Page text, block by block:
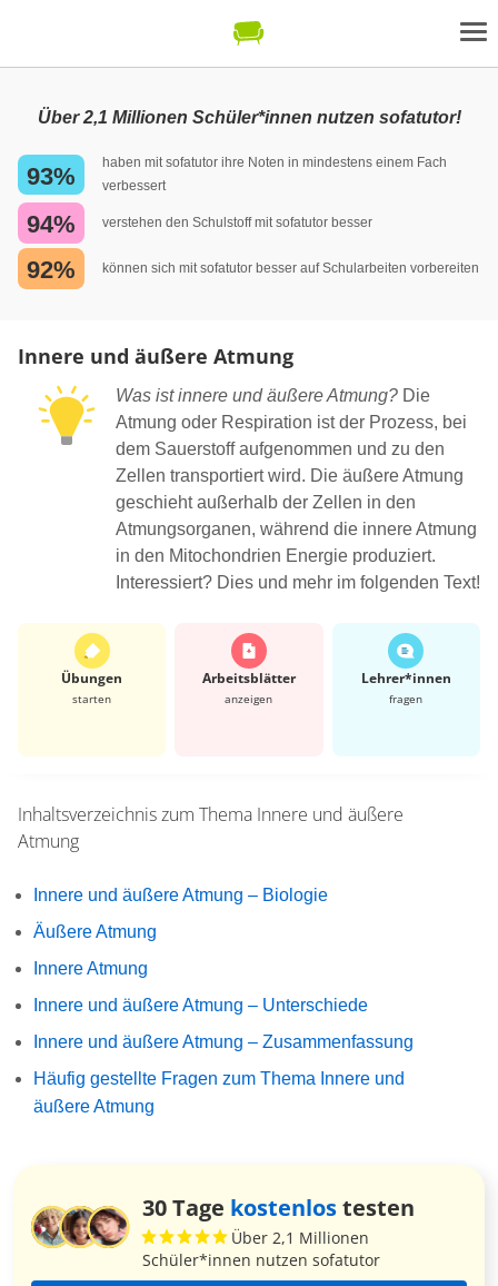
Über 2,1 Millionen Schüler*innen nutzen sofatutor!
93%
haben mit sofatutor ihre Noten in mindestens einem Fach
verbessert
94% verstehen den Schulstoff mit sofatutor besser
92% können sich mit sofatutor besser auf Schularbeiten vorbereiten
Innere und äußere Atmung
Was ist innere und äußere Atmung? Die
Atmung oder Respiration ist der Prozess, bei
dem Sauerstoff aufgenommen und zu den
Zellen transportiert wird. Die äußere Atmung
geschieht außerhalb der Zellen in den
Atmungsorganen, während die innere Atmung
in den Mitochondrien Energie produziert.
Interessiert? Dies und mehr im folgenden Text!
Übungen
starten
Arbeits­blätter
anzeigen
Lehrer*​innen
fragen
Inhaltsverzeichnis zum Thema Innere und äußere
Atmung
Innere und äußere Atmung – Biologie
Äußere Atmung
Innere Atmung
Innere und äußere Atmung – Unterschiede
Innere und äußere Atmung – Zusammenfassung
Häufig gestellte Fragen zum Thema Innere und
äußere Atmung
30 Tage kostenlostesten
Über 2,1 Millionen
Schüler*innen nutzen sofatutor